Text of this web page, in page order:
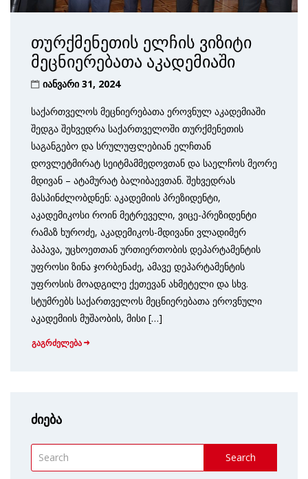
თურქმენეთის ელჩის ვიზიტი
მეცნიერებათა აკადემიაში
იანვარი 31, 2024
საქართველოს მეცნიერებათა ეროვნულ აკადემიაში
შედგა შეხვედრა საქართველოში თურქმენეთის
საგანგებო და სრულუფლებიან ელჩთან
დოვლეტმირატ სეიტმამმედოვთან და საელჩოს მეორე
მდივან – ატამურატ ბალიბაევთან. შეხვედრას
მასპინძლობდნენ: აკადემიის პრეზიდენტი,
აკადემიკოსი როინ მეტრეველი, ვიცე-პრეზიდენტი
რამაზ ხუროძე, აკადემიკოს-მდივანი ვლადიმერ
პაპავა, უცხოეთთან ურთიერთობის დეპარტამენტის
უფროსი ზინა ჯორბენაძე, ამავე დეპარტამენტის
უფროსის მოადგილე ქეთევან ახმეტელი და სხვ.
სტუმრებს საქართველოს მეცნიერებათა ეროვნული
აკადემიის მუშაობის, მისი […]
გაგრძელება
ძიება
Search